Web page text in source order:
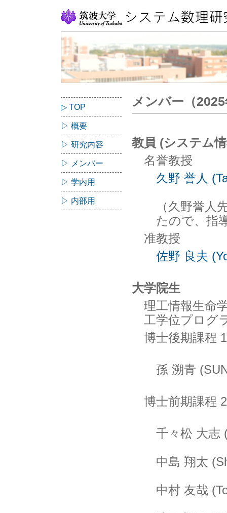
▷ TOP
▷ 概要
▷ 研究内容
▷ メンバー
▷ 学内用
▷ 内部用
メンバー（
教員 (システム
名誉教授
久野 誉人
（久野誉人
たので、指
准教授
佐野 良夫
大学院生
理工情報生命
工学位プログ
博士後期課程
孫 溯青
博士前期課程
千々松 大志
中島 翔太
中村 友哉